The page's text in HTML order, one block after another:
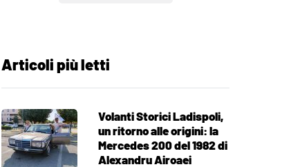
Articoli più letti
Volanti Storici Ladispoli,
un ritorno alle origini: la
Mercedes 200 del 1982 di
Alexandru Airoaei